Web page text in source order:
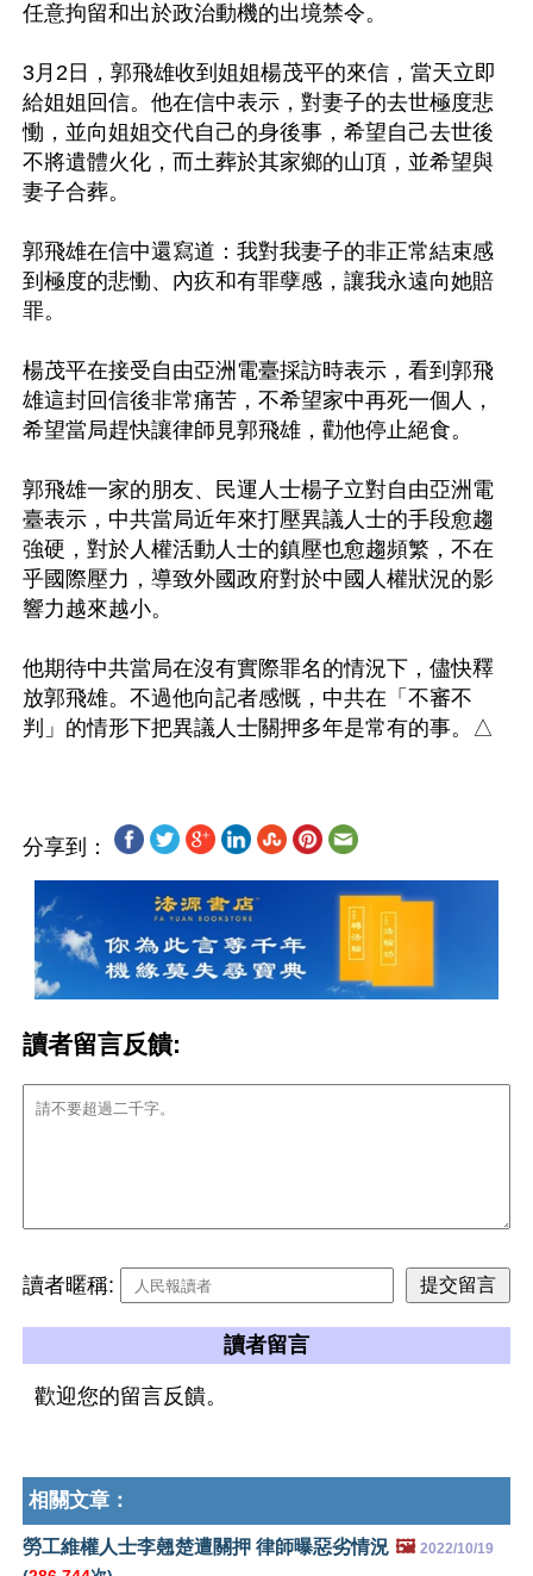
任意拘留和出於政治動機的出境禁令。
3月2日，郭飛雄收到姐姐楊茂平的來信，當天立即
給姐姐回信。他在信中表示，對妻子的去世極度悲
慟，並向姐姐交代自己的身後事，希望自己去世後
不將遺體火化，而土葬於其家鄉的山頂，並希望與
妻子合葬。
郭飛雄在信中還寫道：我對我妻子的非正常結束感
到極度的悲慟、內疚和有罪孽感，讓我永遠向她賠
罪。
楊茂平在接受自由亞洲電臺採訪時表示，看到郭飛
雄這封回信後非常痛苦，不希望家中再死一個人，
希望當局趕快讓律師見郭飛雄，勸他停止絕食。
郭飛雄一家的朋友、民運人士楊子立對自由亞洲電
臺表示，中共當局近年來打壓異議人士的手段愈趨
強硬，對於人權活動人士的鎮壓也愈趨頻繁，不在
乎國際壓力，導致外國政府對於中國人權狀況的影
響力越來越小。
他期待中共當局在沒有實際罪名的情況下，儘快釋
放郭飛雄。不過他向記者感慨，中共在「不審不
分享到：
讀者留言反饋:
讀者暱稱:
讀者留言
歡迎您的留言反饋。
相關文章：
勞工維權人士李翹楚遭關押 律師曝惡劣情況 🖼️ 2022/10/19